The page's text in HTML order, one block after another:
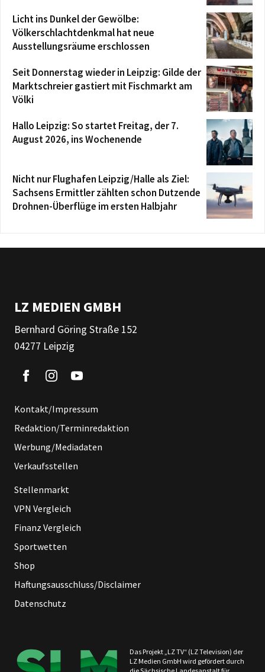
Licht ins Dunkel der Gewölbe:
Völkerschlachtdenkmal hat neue
Ausstellungsräume erschlossen
Seit Donnerstag wieder in Leipzig: Gilde der
Marktschreier gastiert mit Fischmarkt am
Völki
Hallo Leipzig: So startet Freitag, der 7.
August 2026, ins Wochenende
Nicht nur Flughafen Leipzig/Halle als Ziel:
Sachsens Ermittler zählten schon Dutzende
Drohnen-Überflüge im ersten Halbjahr
LZ MEDIEN GMBH
Bernhard Göring Straße 152
04277 Leipzig
Kontakt/Impressum
Redaktion/Terminredaktion
Werbung/Mediadaten
Verkaufsstellen
Stellenmarkt
VPN Vergleich
Finanz Vergleich
Sportwetten
Shop
Haftungsausschluss/Disclaimer
Datenschutz
Das Projekt „LZ TV“ (LZ Television) der
LZ Medien GmbH wird gefördert durch